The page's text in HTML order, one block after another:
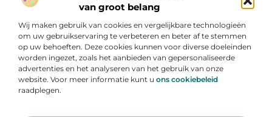
van groot belang
Wij maken gebruik van cookies en vergelijkbare technologieën
om uw gebruikservaring te verbeteren en beter af te stemmen
op uw behoeften. Deze cookies kunnen voor diverse doeleinden
worden ingezet, zoals het aanbieden van gepersonaliseerde
advertenties en het analyseren van het gebruik van onze
website. Voor meer informatie kunt u ons cookiebeleid
raadplegen.
Onze informatie
Bericht categorie